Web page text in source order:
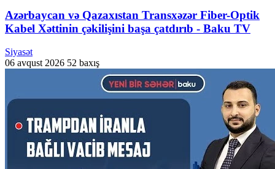
Azərbaycan və Qazaxıstan Transxəzər Fiber-Optik
Kabel Xəttinin çəkilişini başa çatdırıb - Baku TV
Siyasət
06 avqust 2026 52 baxış